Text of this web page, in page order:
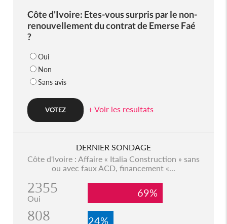
Côte d'Ivoire: Etes-vous surpris par le non-
renouvellement du contrat de Emerse Faé
?
Oui
Non
Sans avis
+ Voir les resultats
DERNIER SONDAGE
Côte d'Ivoire : Affaire « Italia Construction » sans
ou avec faux ACD, financement «...
2355
Oui 69%
808 24%